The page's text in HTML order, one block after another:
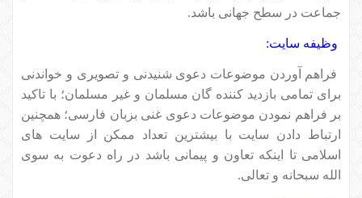
جماعت در سطح جهانی باشد.
وظیفه سایت:
فراهم آوردن موضوعات دعوی شنیدنى و تصويرى و خواندنی
برای تمامی بازدید کننده گان مسلمان و غیر مسلمان؛ با تاکید
بر فراهم نمودن موضوعات دعوی غنی بزبان فارسی؛ همچنین
ارتباط دادن سایت با بیشترین تعداد ممکن از سایت های
اسلامی تا اينكه تعاون و پیمانی باشد در راه دعوت به سوی
الله سبحانه و تعالی.